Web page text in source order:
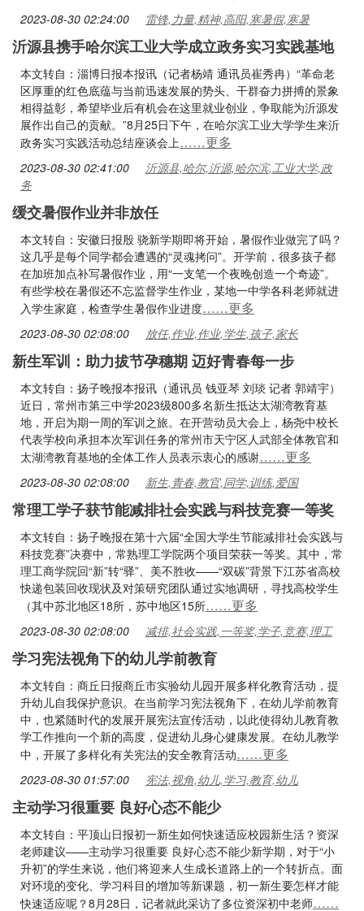
2023-08-30 02:24:00 雷锋,力量,精神,高阳,寒暑假,寒暑
沂源县携手哈尔滨工业大学成立政务实习实践基地
本文转自：淄博日报本报讯（记者杨靖 通讯员崔秀冉）“革命老
区厚重的红色底蕴与当前迅速发展的势头、干群奋力拼搏的景象
相得益彰，希望毕业后有机会在这里就业创业，争取能为沂源发
展作出自己的贡献。”8月25日下午，在哈尔滨工业大学学生来沂
政务实习实践活动总结座谈会上……更多
2023-08-30 02:41:00
沂源县,哈尔,沂源,哈尔滨,工业大学,政
务
缓交暑假作业并非放任
本文转自：安徽日报殷 骁新学期即将开始，暑假作业做完了吗？
这几乎是每个同学都会遭遇的“灵魂拷问”。开学前，很多孩子都
在加班加点补写暑假作业，用“一支笔一个夜晚创造一个奇迹”。
有些学校在暑假还不忘监督学生作业，某地一中学各科老师就进
入学生家庭，检查学生暑假作业进度……更多
2023-08-30 02:08:00 放任,作业,作业,学生,孩子,家长
新生军训：助力拔节孕穗期 迈好青春每一步
本文转自：扬子晚报本报讯（通讯员 钱亚琴 刘琰 记者 郭靖宇）
近日，常州市第三中学2023级800多名新生抵达太湖湾教育基
地，开启为期一周的军训之旅。在开营动员大会上，杨尧中校长
代表学校向承担本次军训任务的常州市天宁区人武部全体教官和
太湖湾教育基地的全体工作人员表示衷心的感谢……更多
2023-08-30 02:08:00 新生,青春,教官,同学,训练,爱国
常理工学子获节能减排社会实践与科技竞赛一等奖
本文转自：扬子晚报在第十六届“全国大学生节能减排社会实践与
科技竞赛”决赛中，常熟理工学院两个项目荣获一等奖。其中，常
理工商学院回“新”转“驿”、美不胜收——“双碳”背景下江苏省高校
快递包装回收现状及对策研究团队通过实地调研，寻找高校学生
（其中苏北地区18所，苏中地区15所……更多
2023-08-30 02:08:00 减排,社会实践,一等奖,学子,竞赛,理工
学习宪法视角下的幼儿学前教育
本文转自：商丘日报商丘市实验幼儿园开展多样化教育活动，提
升幼儿自我保护意识。在当前学习宪法视角下，在幼儿学前教育
中，也紧随时代的发展开展宪法宣传活动，以此使得幼儿教育教
学工作推向一个新的高度，促进幼儿身心健康发展。在幼儿教学
中，开展了多样化有关宪法的安全教育活动……更多
2023-08-30 01:57:00 宪法,视角,幼儿,学习,教育,幼儿
主动学习很重要 良好心态不能少
本文转自：平顶山日报初一新生如何快速适应校园新生活？资深
老师建议——主动学习很重要 良好心态不能少新学期，对于“小
升初”的学生来说，他们将迎来人生成长道路上的一个转折点。面
对环境的变化、学习科目的增加等新课题，初一新生要怎样才能
快速适应呢？8月28日，记者就此采访了多位资深初中老师……